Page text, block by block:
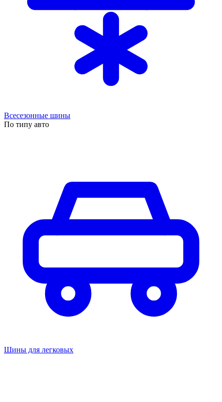
Всесезонные шины
По типу авто
Шины для легковых